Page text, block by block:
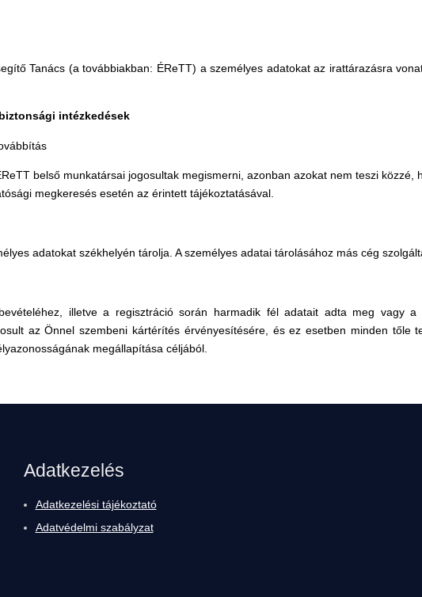
Tanács (a továbbiakban: ÉReTT) a személyes adatokat az irattárazásra
intézkedések
belső munkatársai jogosultak megismerni, azonban azokat nem teszi közzé,
megkeresés esetén az érintett tájékoztatásával.
adatokat székhelyén tárolja. A személyes adatai tárolásához más cég
illetve a regisztráció során harmadik fél adatait adta meg vagy a
az Önnel szembeni kártérítés érvényesítésére, és ez esetben minden tőle
megállapítása céljából.
Adatkezelés
Adatkezelési tájékoztató
Adatvédelmi szabályzat